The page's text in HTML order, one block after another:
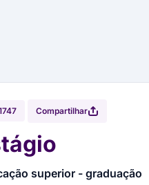
Compartilhar
superior - graduação